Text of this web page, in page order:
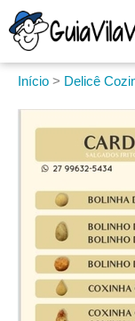
Início > Delicê